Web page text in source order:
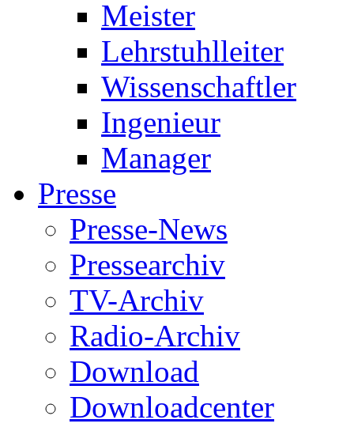
Meister
Lehrstuhlleiter
Wissenschaftler
Ingenieur
Manager
Presse
Presse-News
Pressearchiv
TV-Archiv
Radio-Archiv
Download
Downloadcenter